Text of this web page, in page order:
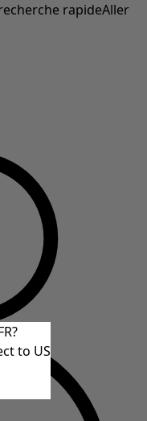
rapideAller
to US